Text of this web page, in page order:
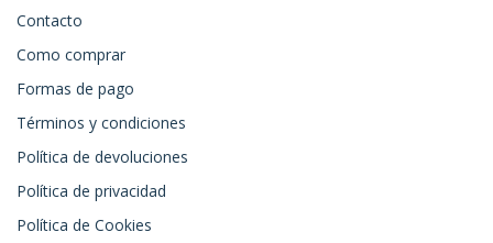
Contacto
Como comprar
Formas de pago
Términos y condiciones
Política de devoluciones
Política de privacidad
Política de Cookies